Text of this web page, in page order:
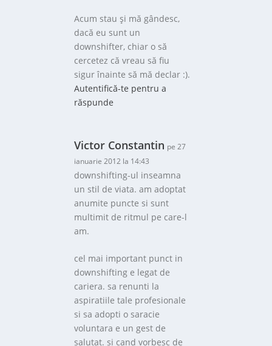
Acum stau şi mă gândesc,
dacă eu sunt un
downshifter, chiar o să
cercetez că vreau să fiu
sigur înainte să mă declar :).
Autentifică-te pentru a
răspunde
Victor Constantin pe 27
ianuarie 2012 la 14:43
downshifting-ul inseamna
un stil de viata. am adoptat
anumite puncte si sunt
multimit de ritmul pe care-l
am.
cel mai important punct in
downshifting e legat de
cariera. sa renunti la
aspiratiile tale profesionale
si sa adopti o saracie
voluntara e un gest de
salutat. si cand vorbesc de